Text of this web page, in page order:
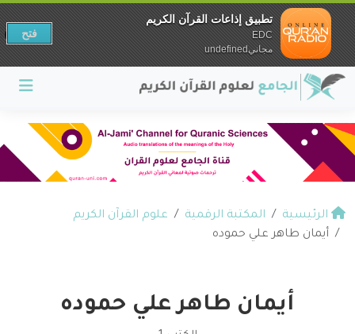
الرئيسية المكتبة الرقمية
علوم القرآن الكريم
أيمان طاهر علي حموده
أيمان طاهر علي حموده
تطبيق إذاعات القرآن الكريم
EDC
مجانيundefined
فتح